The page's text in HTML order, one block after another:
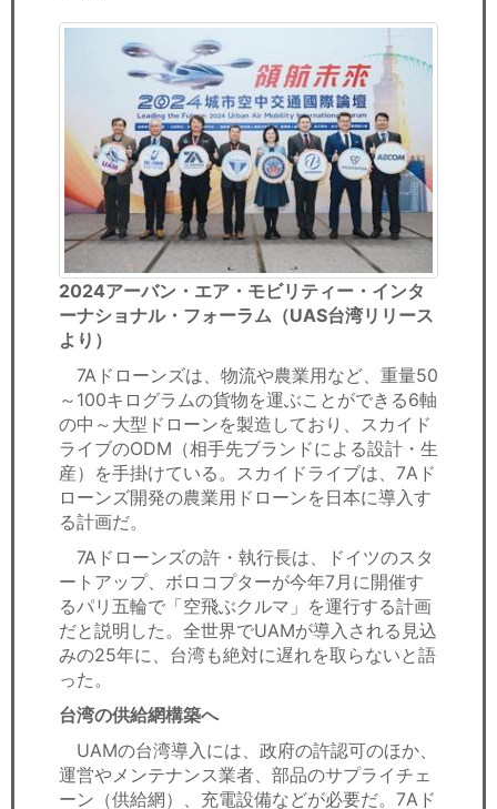
2024アーバン・エア・モビリティー・インタ
ーナショナル・フォーラム（UAS台湾リリース
より）
7Aドローンズは、物流や農業用など、重量50
～100キログラムの貨物を運ぶことができる6軸
の中～大型ドローンを製造しており、スカイド
ライブのODM（相手先ブランドによる設計・生
産）を手掛けている。スカイドライブは、7Aド
ローンズ開発の農業用ドローンを日本に導入す
る計画だ。
7Aドローンズの許・執行長は、ドイツのスタ
ートアップ、ボロコプターが今年7月に開催す
るパリ五輪で「空飛ぶクルマ」を運行する計画
だと説明した。全世界でUAMが導入される見込
みの25年に、台湾も絶対に遅れを取らないと語
った。
台湾の供給網構築へ
UAMの台湾導入には、政府の許認可のほか、
運営やメンテナンス業者、部品のサプライチェ
ーン（供給網）、充電設備などが必要だ。7Aド